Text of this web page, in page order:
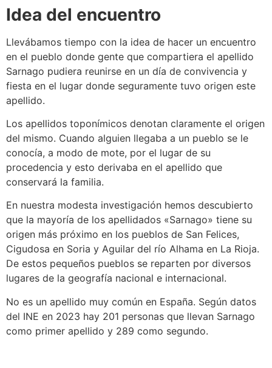
Idea del encuentro
Llevábamos tiempo con la idea de hacer un encuentro
en el pueblo donde gente que compartiera el apellido
Sarnago pudiera reunirse en un día de convivencia y
fiesta en el lugar donde seguramente tuvo origen este
apellido.
Los apellidos toponímicos denotan claramente el origen
del mismo. Cuando alguien llegaba a un pueblo se le
conocía, a modo de mote, por el lugar de su
procedencia y esto derivaba en el apellido que
conservará la familia.
En nuestra modesta investigación hemos descubierto
que la mayoría de los apellidados «Sarnago» tiene su
origen más próximo en los pueblos de San Felices,
Cigudosa en Soria y Aguilar del río Alhama en La Rioja.
De estos pequeños pueblos se reparten por diversos
lugares de la geografía nacional e internacional.
No es un apellido muy común en España. Según datos
del INE en 2023 hay 201 personas que llevan Sarnago
como primer apellido y 289 como segundo.